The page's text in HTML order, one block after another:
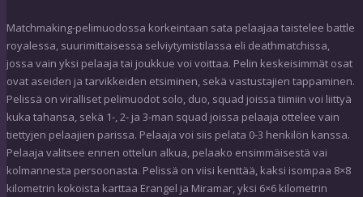
Matchmaking-pelimuodossa korkeintaan sata pelaajaa taistelee battle
royalessa, suurimittaisessa selviytymistilassa eli deathmatchissa,
jossa vain yksi pelaaja tai joukkue voi voittaa. Pelin keskeisimmät osat
ovat aseiden ja tarvikkeiden etsiminen, sekä vastustajien tappaminen.
Pelissä on viralliset pelimuodot solo, duo, squad joissa tiimiin voi liittyä
kuka tahansa, sekä 1-, 2- ja 3-man squad joissa pelaaja ottelee vain
tiettyjen pelaajien parissa. Pelaaja voi siis pelata 0-3 henkilön kanssa.
Pelaaja valitsee ennen ottelun alkua, pelaako ensimmäisestä vai
kolmannesta persoonasta. Pelissä on viisi kenttää, kaksi isompaa 8×8
kilometrin kokoista karttaa Erangel ja Miramar, yksi 6×6 kilometrin